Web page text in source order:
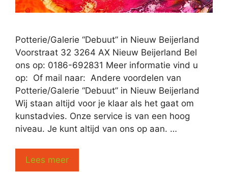
Potterie/Galerie “Debuut” in Nieuw Beijerland
Voorstraat 32 3264 AX Nieuw Beijerland Bel
ons op: 0186-692831 Meer informatie vind u
op: Of mail naar: Andere voordelen van
Potterie/Galerie “Debuut” in Nieuw Beijerland
Wij staan altijd voor je klaar als het gaat om
kunstadvies. Onze service is van een hoog
niveau. Je kunt altijd van ons op aan. …
Lees meer